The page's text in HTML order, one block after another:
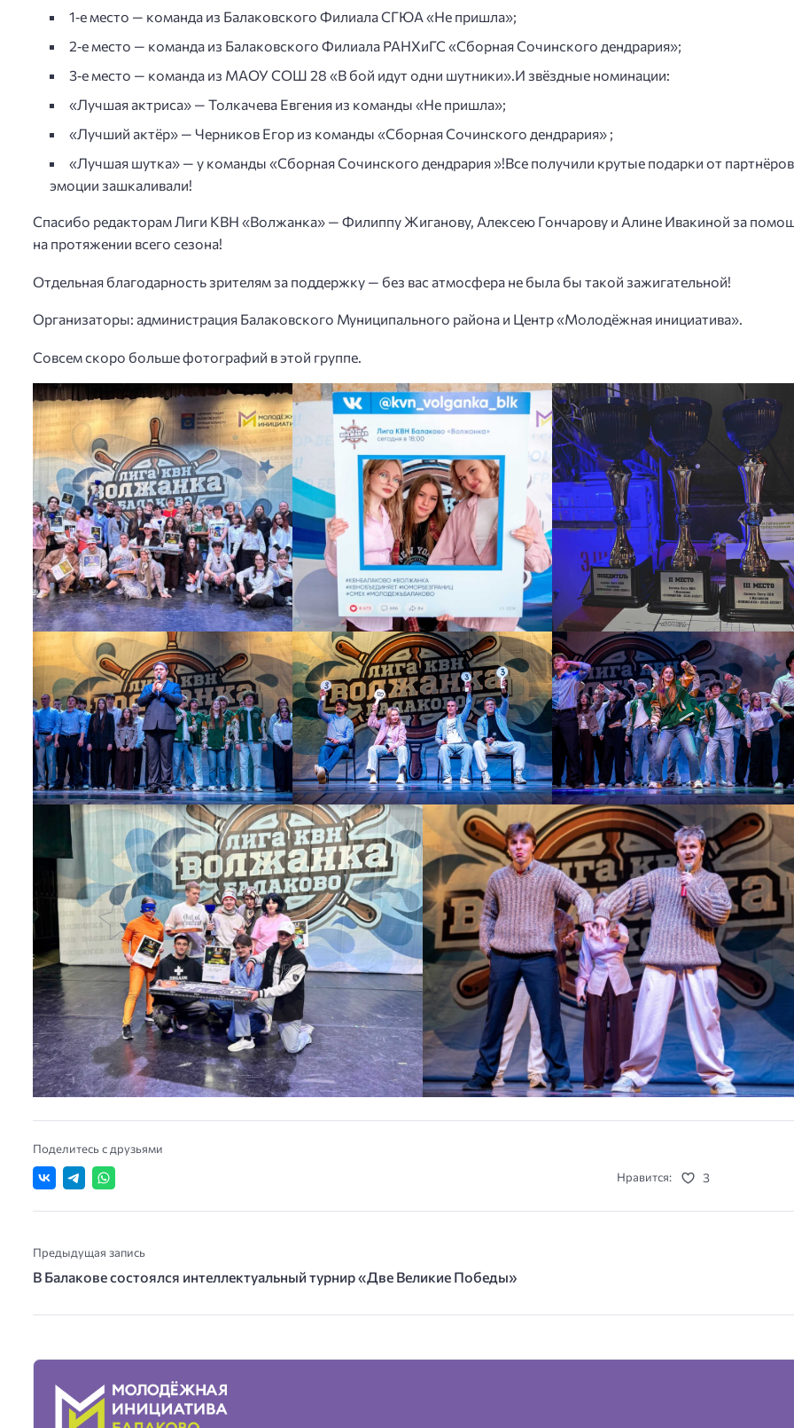
1‑е место — команда из Балаковского Филиала СГЮА «Не пришла»;
2‑е место — команда из Балаковского Филиала РАНХиГС «Сборная Сочинского дендрария»;
3‑е место — команда из МАОУ СОШ 28 «В бой идут одни шутники».И звёздные номинации:
«Лучшая актриса» — Толкачева Евгения из команды «Не пришла»;
«Лучший актёр» — Черников Егор из команды «Сборная Сочинского дендрария» ;
«Лучшая шутка» — у команды «Сборная Сочинского дендрария »!Все получили крутые подарки от
эмоции зашкаливали!
Спасибо редакторам Лиги КВН «Волжанка» — Филиппу Жиганову, Алексею Гончарову и Алине Ивакиной за
на протяжении всего сезона!
Отдельная благодарность зрителям за поддержку — без вас атмосфера не была бы такой зажигательной!
Организаторы: администрация Балаковского Муниципального района и Центр «Молодёжная инициатива».
Совсем скоро больше фотографий в этой группе.
Поделитесь с друзьями
Нравится: 3
Предыдущая запись
В Балакове состоялся интеллектуальный турнир «Две Великие Победы»